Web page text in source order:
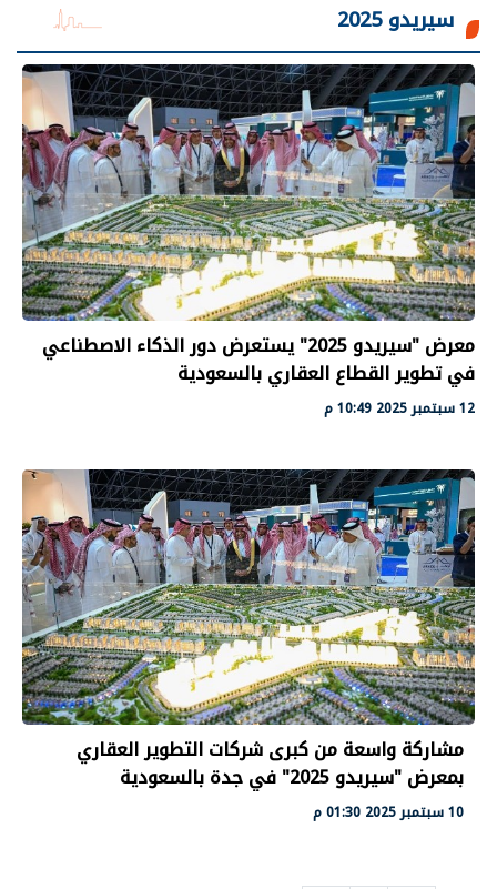
سيريدو 2025
معرض "سيريدو 2025" يستعرض دور الذكاء الاصطناعي
في تطوير القطاع العقاري بالسعودية
12 سبتمبر 2025 10:49 م
مشاركة واسعة من كبرى شركات التطوير العقاري
بمعرض "سيريدو 2025" في جدة بالسعودية
10 سبتمبر 2025 01:30 م